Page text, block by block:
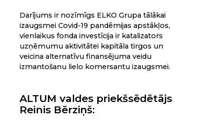
Darījums ir nozīmīgs ELKO Grupa tālākai
izaugsmei Covid-19 pandēmijas apstākļos,
vienlaikus fonda investīcija ir katalizators
uzņēmumu aktivitātei kapitāla tirgos un
veicina alternatīvu finansējuma veidu
izmantošanu lielo komersantu izaugsmei.
ALTUM valdes priekšsēdētājs
Reinis Bērziņš: